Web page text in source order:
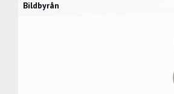
Bildbyrån